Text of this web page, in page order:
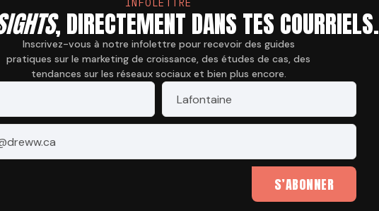
INFOLETTRE
, DIRECTEMENT DANS TES COURRIELS.
Inscrivez-vous à notre infolettre pour recevoir des guides
pratiques sur le marketing de croissance, des études de cas, des
tendances sur les réseaux sociaux et bien plus encore.
Nom
S’ABONNER